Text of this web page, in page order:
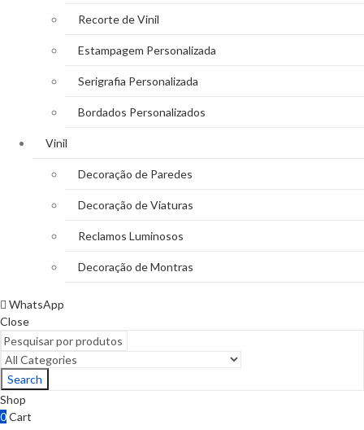
Recorte de Vinil
Estampagem Personalizada
Serigrafia Personalizada
Bordados Personalizados
Vinil
Decoração de Paredes
Decoração de Viaturas
Reclamos Luminosos
Decoração de Montras
WhatsApp
Close
Search
Shop
0Cart